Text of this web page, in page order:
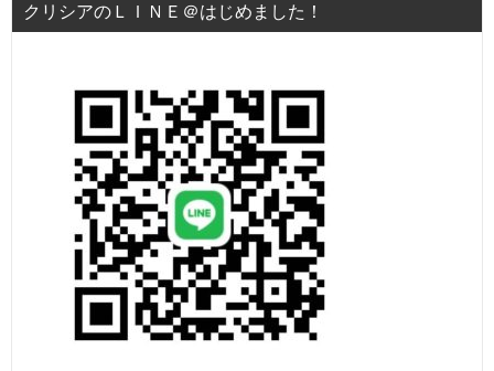
クリシアのＬＩＮＥ＠はじめました！